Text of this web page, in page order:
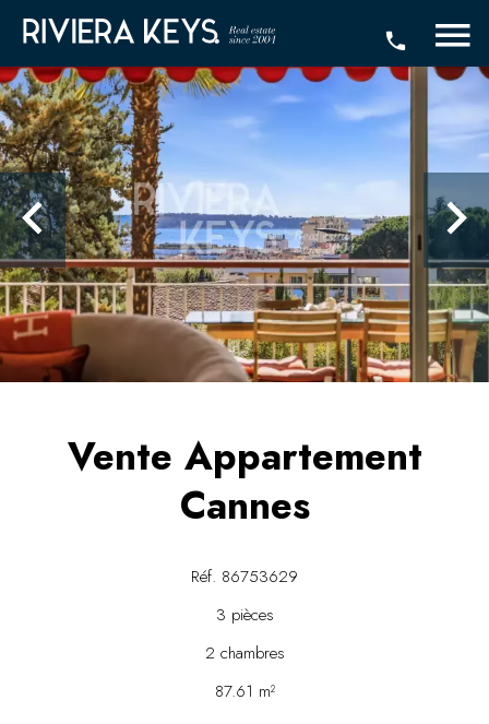
Vente Appartement
Cannes
Réf. 86753629
3 pièces
2 chambres
87.61 m²